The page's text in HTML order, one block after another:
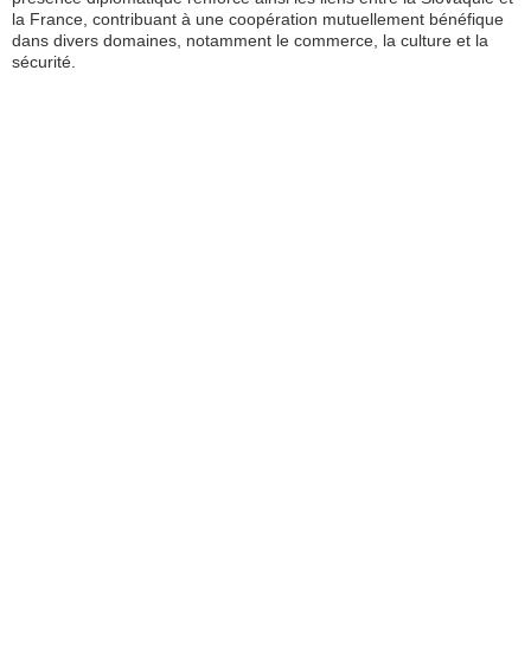
la France, contribuant à une coopération mutuellement bénéfique
dans divers domaines, notamment le commerce, la culture et la
sécurité.